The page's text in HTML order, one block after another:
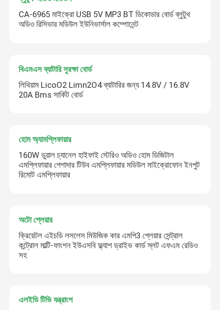
CA-6965 মাইক্রো USB 5V MP3 BT ডিকোডার বোর্ড ব্লুটুথ
অডিও রিসিভার মডিউল ইউনিভার্সাল কম্পোনেন্ট
বিএমএস ব্যাটারি সুরক্ষা বোর্ড
লিথিয়াম LicoO2 Limn2O4 ব্যাটারির জন্য 14.8V / 16.8V
20A Bms সার্কিট বোর্ড
হোম অ্যামপ্লিফায়ার
160W ডুয়াল চ্যানেল হাইফাই স্টেরিও অডিও হোম ডিজিটাল
এমপ্লিফায়ার পেশাদার টিউব এমপ্লিফায়ার মডিউল মাইক্রোফোন ইনপুট
রিমোট এমপ্লিফায়ার
অটো প্লেয়ার
ক্রিয়েটল এইচডি লসলেস মিউজিক কার এমপি3 প্লেয়ার সেন্ট্রাল
কন্ট্রোল মাল্টি-ফাংশন ইউএসবি ফ্ল্যাশ ড্রাইভ কার্ড স্লট এফএম রেডিও
সহ
এলইডি টিভি যন্ত্রাংশ